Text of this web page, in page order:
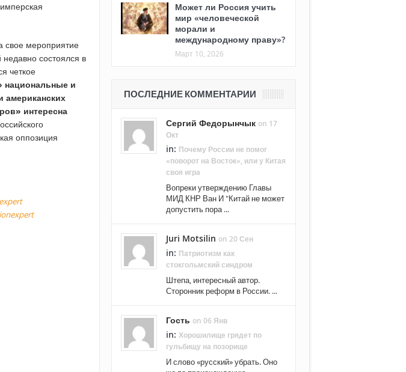
свое мероприятие
недавно состоялся в
четкое
национальные и
американских
интересна
оппозиция
Может ли Россия учить
мир «человеческой
морали и
международному праву»?
Март 10, 2026
ПОСЛЕДНИЕ КОММЕНТАРИИ
Сергий Федорынчык on 17
Окт
in: Почему России не помог
«поворот на Восток», или у Китая
своя игра
Вопреки утверждению Главы
МИД КНР Ван И "Китай не может
допустить пора ...
Juri Motsilin on 20 Сен
in: Патриотизм как
стокгольмский синдром
Штепа, интересный автор.
Сторонник реформ в России. ...
Гость on 06 Янв
in: Хорошилище грядет по
гульбищу на позорище
И слово «русский» убрать. Оно